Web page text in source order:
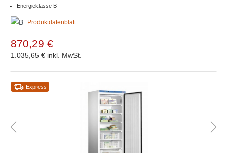
Energieklasse B
Produktdatenblatt
870,29 €
1.035,65 € inkl. MwSt.
Express